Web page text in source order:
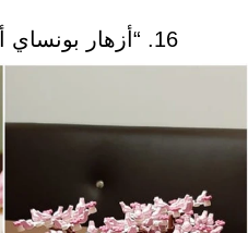
16. “أزهار بونساي أم ضفادع صغيرة؟!”